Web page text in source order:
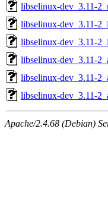
libselinux-dev_3.11-
libselinux-dev_3.11-
libselinux-dev_3.11-
libselinux-dev_3.11-
libselinux-dev_3.11-
libselinux-dev_3.11-
Apache/2.4.68 (Debian)